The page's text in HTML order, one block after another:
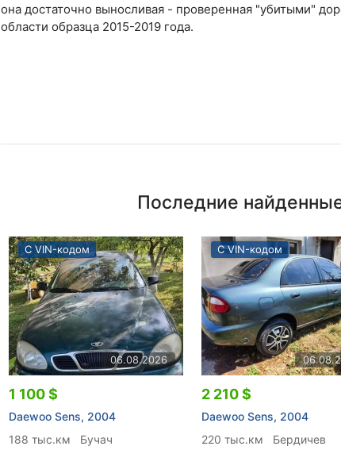
она достаточно выносливая - проверенная "убитыми"
области образца 2015-2019 года.
Последние
С VIN-кодом
06.08.2026
1 100 $
Daewoo Sens, 2004
188 тыс.км
Бучач
С VIN-кодом
2 210 $
Daewoo Sens, 2004
220 тыс.км
Бердичев